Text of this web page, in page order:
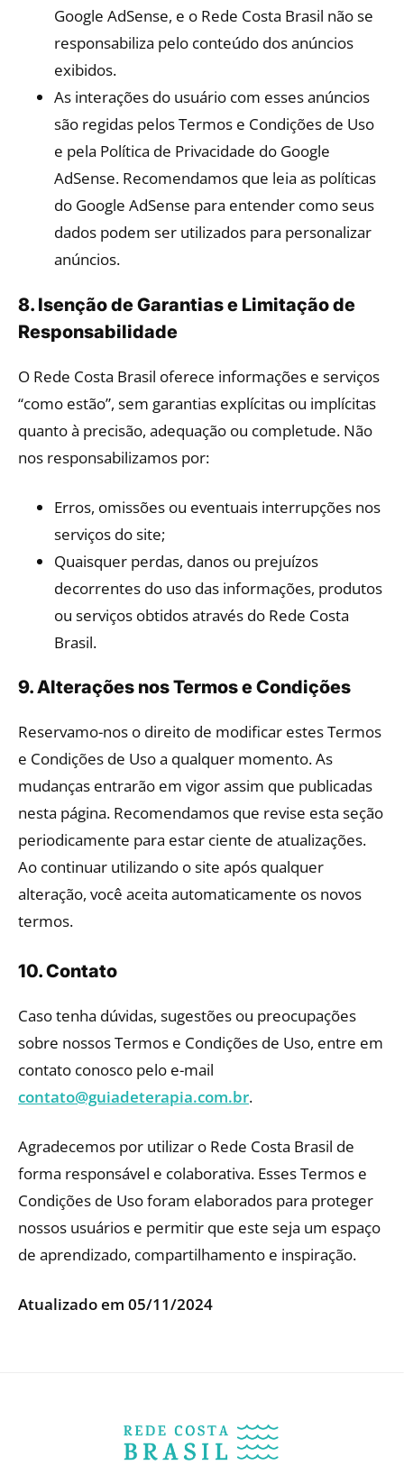
Google AdSense, e o Rede Costa Brasil não se
responsabiliza pelo conteúdo dos anúncios
exibidos.
As interações do usuário com esses anúncios
são regidas pelos Termos e Condições de Uso
e pela Política de Privacidade do Google
AdSense. Recomendamos que leia as políticas
do Google AdSense para entender como seus
dados podem ser utilizados para personalizar
anúncios.
8. Isenção de Garantias e Limitação de
Responsabilidade
O Rede Costa Brasil oferece informações e serviços
“como estão”, sem garantias explícitas ou implícitas
quanto à precisão, adequação ou completude. Não
nos responsabilizamos por:
Erros, omissões ou eventuais interrupções nos
serviços do site;
Quaisquer perdas, danos ou prejuízos
decorrentes do uso das informações, produtos
ou serviços obtidos através do Rede Costa
Brasil.
9. Alterações nos Termos e Condições
Reservamo-nos o direito de modificar estes Termos
e Condições de Uso a qualquer momento. As
mudanças entrarão em vigor assim que publicadas
nesta página. Recomendamos que revise esta seção
periodicamente para estar ciente de atualizações.
Ao continuar utilizando o site após qualquer
alteração, você aceita automaticamente os novos
termos.
10. Contato
Caso tenha dúvidas, sugestões ou preocupações
sobre nossos Termos e Condições de Uso, entre em
contato conosco pelo e-mail
contato@guiadeterapia.com.br.
Agradecemos por utilizar o Rede Costa Brasil de
forma responsável e colaborativa. Esses Termos e
Condições de Uso foram elaborados para proteger
nossos usuários e permitir que este seja um espaço
de aprendizado, compartilhamento e inspiração.
Atualizado em 05/11/2024